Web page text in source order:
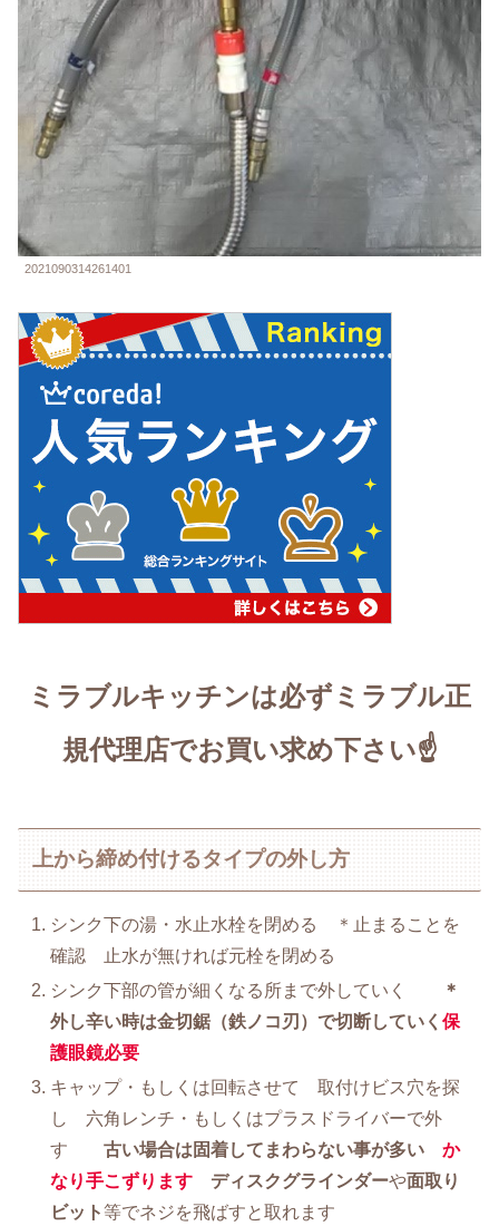
2021090314261401
ミラブルキッチンは必ずミラブル正
規代理店でお買い求め下さい☝
上から締め付けるタイプの外し方
シンク下の湯・水止水栓を閉める ＊止まることを
確認 止水が無ければ元栓を閉める
シンク下部の管が細くなる所まで外していく
＊
外し辛い時は金切鋸（鉄ノコ刃）で切断していく保
護眼鏡必要
キャップ・もしくは回転させて 取付けビス穴を探
し 六角レンチ・もしくはプラスドライバーで外
す古い場合は固着してまわらない事が多い
か
なり手こずります ディスクグラインダーや面取り
ビット 等でネジを飛ばすと取れます